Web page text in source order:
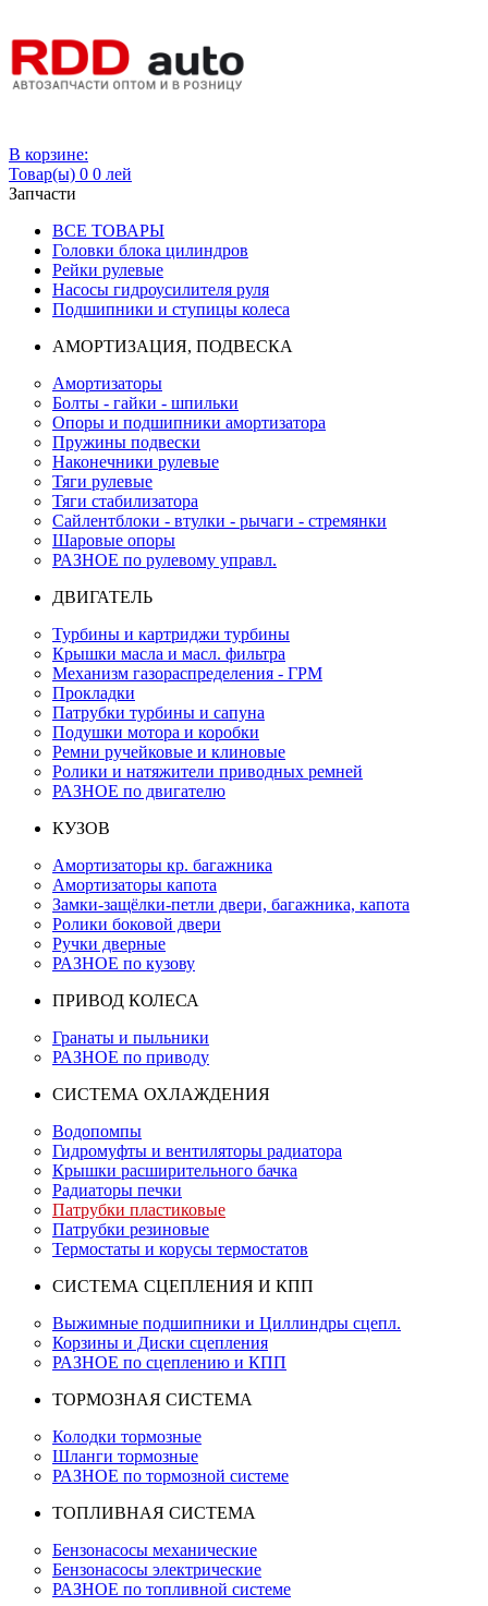
В корзине:
Товар(ы) 0 0 лей
Запчасти
ВСЕ ТОВАРЫ
Головки блока цилиндров
Рейки рулевые
Насосы гидроусилителя руля
Подшипники и ступицы колеса
АМОРТИЗАЦИЯ, ПОДВЕСКА
Амортизаторы
Болты - гайки - шпильки
Опоры и подшипники амортизатора
Пружины подвески
Наконечники рулевые
Тяги рулевые
Тяги стабилизатора
Сайлентблоки - втулки - рычаги - стремянки
Шаровые опоры
РАЗНОЕ по рулевому управл.
ДВИГАТЕЛЬ
Турбины и картриджи турбины
Крышки масла и масл. фильтра
Механизм газораспределения - ГРМ
Прокладки
Патрубки турбины и сапуна
Подушки мотора и коробки
Ремни ручейковые и клиновые
Ролики и натяжители приводных ремней
РАЗНОЕ по двигателю
КУЗОВ
Амортизаторы кр. багажника
Амортизаторы капота
Замки-защёлки-петли двери, багажника, капота
Ролики боковой двери
Ручки дверные
РАЗНОЕ по кузову
ПРИВОД КОЛЕСА
Гранаты и пыльники
РАЗНОЕ по приводу
СИСТЕМА ОХЛАЖДЕНИЯ
Водопомпы
Гидромуфты и вентиляторы радиатора
Крышки расширительного бачка
Радиаторы печки
Патрубки пластиковые
Патрубки резиновые
Термостаты и корусы термостатов
СИСТЕМА СЦЕПЛЕНИЯ И КПП
Выжимные подшипники и Циллиндры сцепл.
Корзины и Диски сцепления
РАЗНОЕ по сцеплению и КПП
ТОРМОЗНАЯ СИСТЕМА
Колодки тормозные
Шланги тормозные
РАЗНОЕ по тормозной системе
ТОПЛИВНАЯ СИСТЕМА
Бензонасосы механические
Бензонасосы электрические
РАЗНОЕ по топливной системе